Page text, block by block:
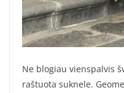
Ne blogiau vienspalvis
raštuota suknele.